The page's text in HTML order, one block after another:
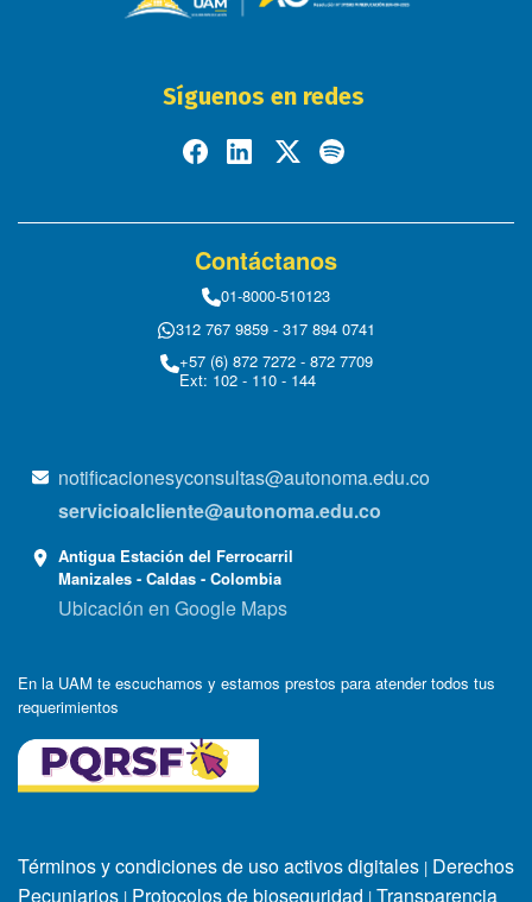
Síguenos en redes
Contáctanos
01-8000-510123
312 767 9859 - 317 894 0741
+57 (6) 872 7272 - 872 7709
Ext: 102 - 110 - 144
notificacionesyconsultas@autonoma.edu.co
servicioalcliente@autonoma.edu.co
Antigua Estación del Ferrocarril
Manizales - Caldas - Colombia
Ubicación en Google Maps
En la UAM te escuchamos y estamos prestos para atender todos tus
requerimientos
Términos y condiciones de uso activos digitales | Derechos
Pecuniarios | Protocolos de bioseguridad | Transparencia